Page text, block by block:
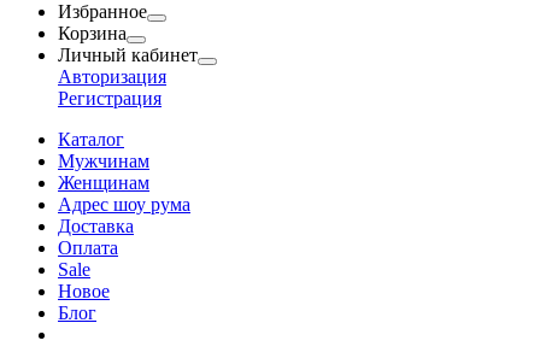
Избранное
Корзина
Личный кабинет
Авторизация
Регистрация
Каталог
Мужчинам
Женщинам
Адрес шоу рума
Доставка
Оплата
Sale
Новое
Блог